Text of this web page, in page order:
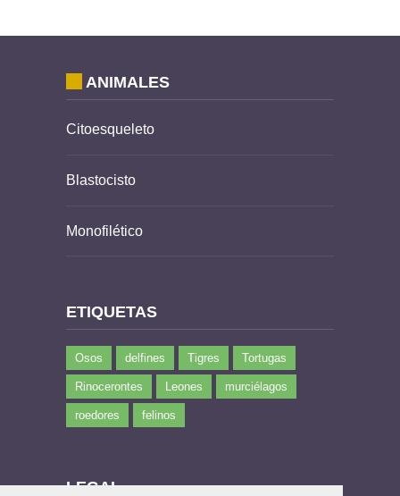
ANIMALES
Citoesqueleto
Blastocisto
Monofilético
ETIQUETAS
Osos delfines Tigres Tortugas
Rinocerontes Leones murciélagos
roedores felinos
LEGAL